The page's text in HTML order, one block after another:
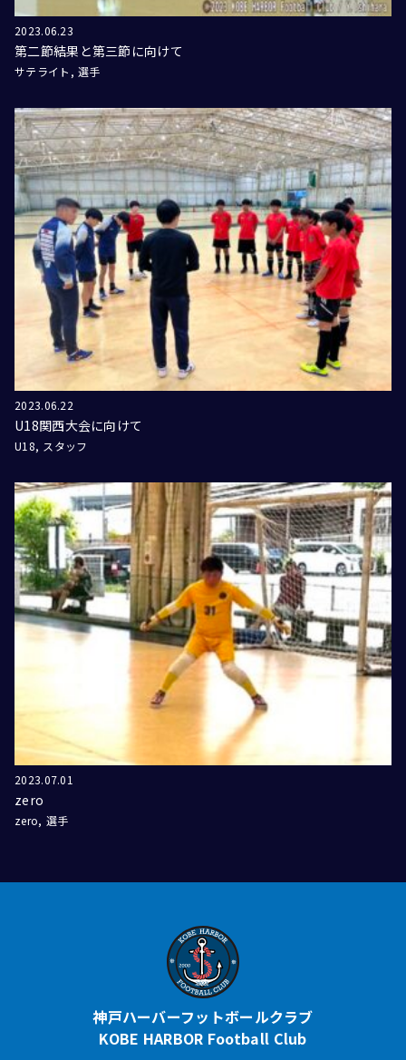
2023.06.23
第二節結果と第三節に向けて
サテライト 選手
2023.06.22
U18関西大会に向けて
U18 スタッフ
2023.07.01
zero
zero 選手
神戸ハーバーフットボールクラブ
KOBE HARBOR Football Club